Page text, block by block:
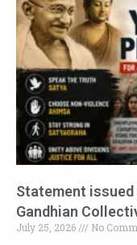
Statement
Gandhian
July 25, 2026 No